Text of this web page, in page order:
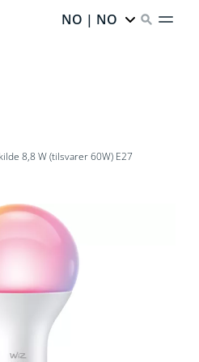
NO | NO
8,8 W (tilsvarer 60W) E27